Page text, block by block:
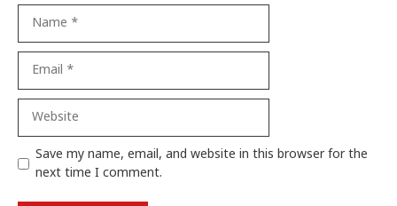
Save my name, email, and website in this browser for the
next time I comment.